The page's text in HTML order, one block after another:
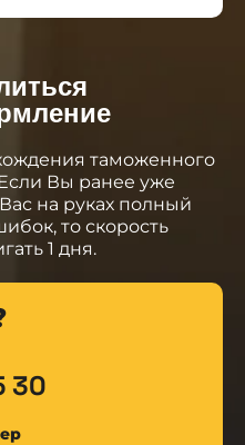
таможенного
Вы ранее уже
на руках полный
то скорость
1 дня.
30